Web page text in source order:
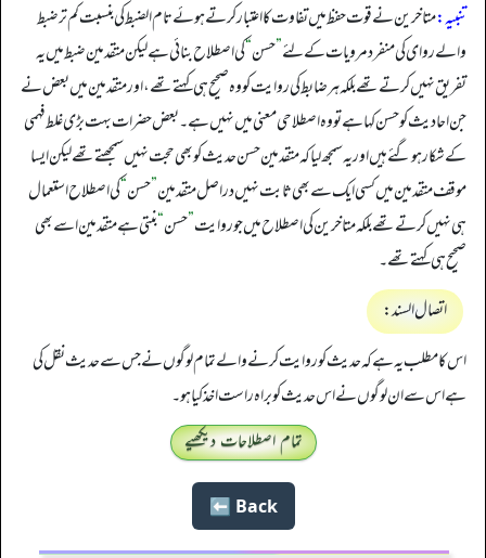
تنبیہ:متاخرین نے قوت حفظ میں تفاوت کا اعتبار کرتے ہوئے تام الضبط کی بنسبت کم تر ضبط
والے روای کی منفرد مرویات کے لئے”حسن“کی اصطلاح بنائی ہے لیکن متقدمین ضبط میں یہ
تفریق نہیں کرتے تھے بلکہ ہر ضابط کی روایت کو وہ صحیح ہی کہتے تھے، اور متقدمین میں بعض نے
جن احادیث کو حسن کہا ہے تو وہ اصطلاحی معنی میں نہیں ہے۔ بعض حضرات بہت بڑی غلط فہمی
کے شکار ہو گئے ہیں اور یہ سمجھ لیا کہ متقدمین حسن حدیث کو بھی حجت نہیں سمجھتے تھے لیکن ایسا
موقف متقدمین میں کسی ایک سے بھی ثابت نہیں دراصل متقدمین”حسن“کی اصطلاح استعمال
ہی نہیں کرتے تھے بلکہ متاخرین کی اصطلاح میں جوروایت”حسن“بنتی ہے متقدمین اسے بھی
صحیح ہی کہتے تھے۔
اتصال السند:
اس کا مطلب یہ ہے کہ حدیث کو روایت کرنے والے تمام لوگوں نے جس سے حدیث نقل کی
ہے اس سے ان لوگوں نے اس حدیث کو براہ راست اخذ کیا ہو۔
تمام اصطلاحات دیکھیے
Back ⬅️